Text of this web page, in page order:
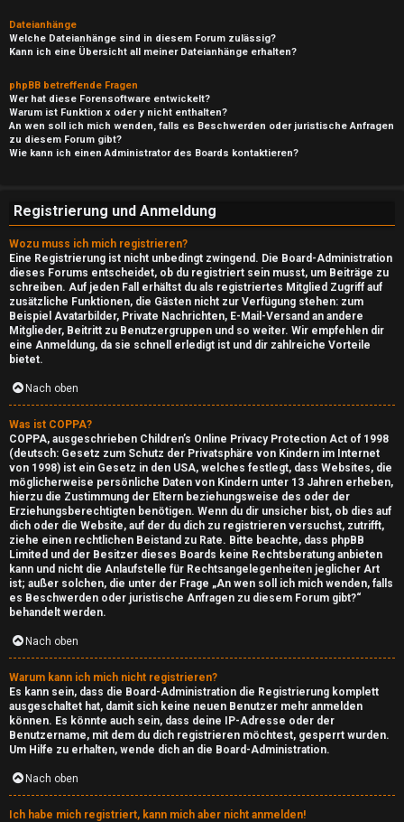
Dateianhänge
Welche Dateianhänge sind in diesem Forum zulässig?
Kann ich eine Übersicht all meiner Dateianhänge erhalten?
phpBB betreffende Fragen
Wer hat diese Forensoftware entwickelt?
Warum ist Funktion x oder y nicht enthalten?
An wen soll ich mich wenden, falls es Beschwerden oder juristische Anfragen
zu diesem Forum gibt?
Wie kann ich einen Administrator des Boards kontaktieren?
Registrierung und Anmeldung
Wozu muss ich mich registrieren?
Eine Registrierung ist nicht unbedingt zwingend. Die Board-Administration
dieses Forums entscheidet, ob du registriert sein musst, um Beiträge zu
schreiben. Auf jeden Fall erhältst du als registriertes Mitglied Zugriff auf
zusätzliche Funktionen, die Gästen nicht zur Verfügung stehen: zum
Beispiel Avatarbilder, Private Nachrichten, E-Mail-Versand an andere
Mitglieder, Beitritt zu Benutzergruppen und so weiter. Wir empfehlen dir
eine Anmeldung, da sie schnell erledigt ist und dir zahlreiche Vorteile
bietet.
Nach oben
Was ist COPPA?
COPPA, ausgeschrieben Children’s Online Privacy Protection Act of 1998
(deutsch: Gesetz zum Schutz der Privatsphäre von Kindern im Internet
von 1998) ist ein Gesetz in den USA, welches festlegt, dass Websites, die
möglicherweise persönliche Daten von Kindern unter 13 Jahren erheben,
hierzu die Zustimmung der Eltern beziehungsweise des oder der
Erziehungsberechtigten benötigen. Wenn du dir unsicher bist, ob dies auf
dich oder die Website, auf der du dich zu registrieren versuchst, zutrifft,
ziehe einen rechtlichen Beistand zu Rate. Bitte beachte, dass phpBB
Limited und der Besitzer dieses Boards keine Rechtsberatung anbieten
kann und nicht die Anlaufstelle für Rechtsangelegenheiten jeglicher Art
ist; außer solchen, die unter der Frage „An wen soll ich mich wenden, falls
es Beschwerden oder juristische Anfragen zu diesem Forum gibt?“
behandelt werden.
Nach oben
Warum kann ich mich nicht registrieren?
Es kann sein, dass die Board-Administration die Registrierung komplett
ausgeschaltet hat, damit sich keine neuen Benutzer mehr anmelden
können. Es könnte auch sein, dass deine IP-Adresse oder der
Benutzername, mit dem du dich registrieren möchtest, gesperrt wurden.
Um Hilfe zu erhalten, wende dich an die Board-Administration.
Nach oben
Ich habe mich registriert, kann mich aber nicht anmelden!